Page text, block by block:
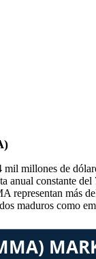
millones de
anual constante
más
maduros como